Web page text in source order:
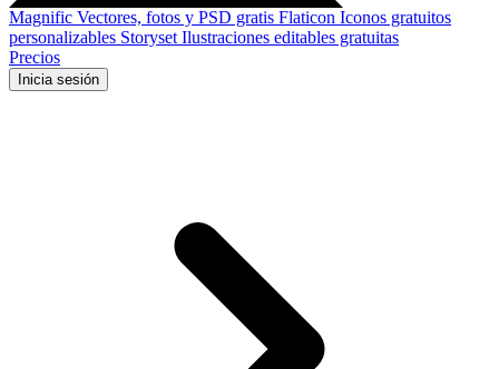
Magnific Vectores, fotos y PSD gratis Flaticon Iconos gratuitos
personalizables Storyset Ilustraciones editables gratuitas
Precios
Inicia sesión